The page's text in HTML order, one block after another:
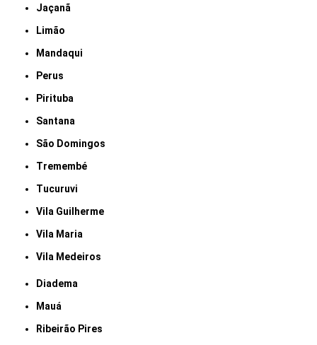
Jaçanã
Limão
Mandaqui
Perus
Pirituba
Santana
São Domingos
Tremembé
Tucuruvi
Vila Guilherme
Vila Maria
Vila Medeiros
Diadema
Mauá
Ribeirão Pires